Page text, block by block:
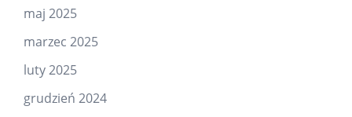
maj 2025
marzec 2025
luty 2025
grudzień 2024